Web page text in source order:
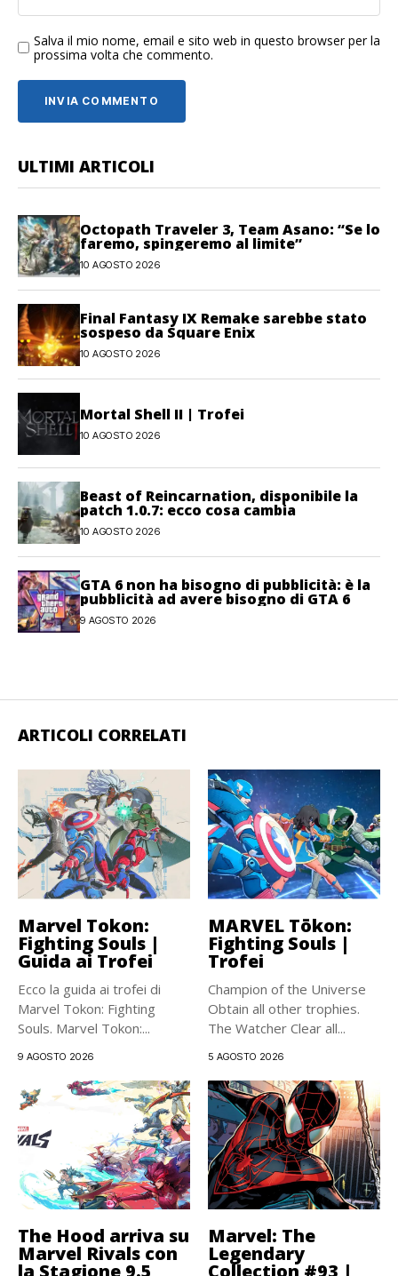
Salva il mio nome, email e sito web in questo browser per la
prossima volta che commento.
ULTIMI ARTICOLI
Octopath Traveler 3, Team Asano: “Se lo
faremo, spingeremo al limite”
10 AGOSTO 2026
Final Fantasy IX Remake sarebbe stato
sospeso da Square Enix
10 AGOSTO 2026
Mortal Shell II | Trofei
10 AGOSTO 2026
Beast of Reincarnation, disponibile la
patch 1.0.7: ecco cosa cambia
10 AGOSTO 2026
GTA 6 non ha bisogno di pubblicità: è la
pubblicità ad avere bisogno di GTA 6
9 AGOSTO 2026
ARTICOLI CORRELATI
Marvel Tokon:
Fighting Souls |
Guida ai Trofei
Ecco la guida ai trofei di
Marvel Tokon: Fighting
Souls. Marvel Tokon:...
9 AGOSTO 2026
MARVEL Tōkon:
Fighting Souls |
Trofei
Champion of the Universe
Obtain all other trophies.
The Watcher Clear all...
5 AGOSTO 2026
The Hood arriva su
Marvel Rivals con
la Stagione 9.5
Marvel: The
Legendary
Collection #93 |